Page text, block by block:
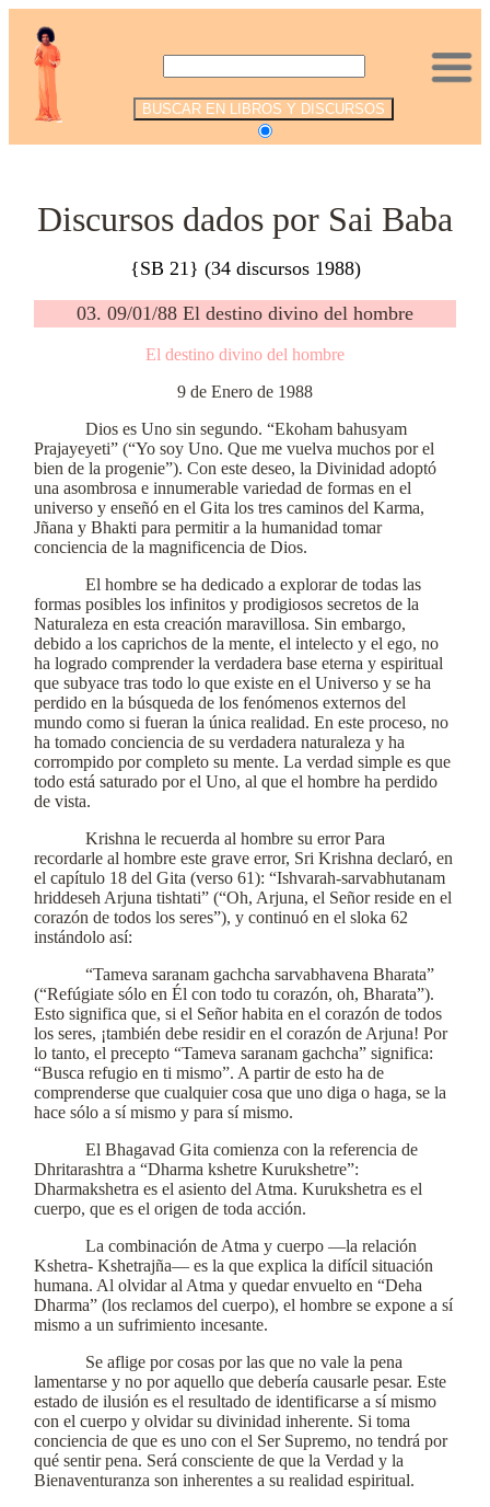
Discursos dados por Sai Baba
{SB 21} (34 discursos 1988)
03. 09/01/88 El destino divino del hombre
El destino divino del hombre
9 de Enero de 1988
Dios es Uno sin segundo. “Ekoham bahusyam
Prajayeyeti” (“Yo soy Uno. Que me vuelva muchos por el
bien de la progenie”). Con este deseo, la Divinidad adoptó
una asombrosa e innumerable variedad de formas en el
universo y enseñó en el Gita los tres caminos del Karma,
Jñana y Bhakti para permitir a la humanidad tomar
conciencia de la magnificencia de Dios.
El hombre se ha dedicado a explorar de todas las
formas posibles los infinitos y prodigiosos secretos de la
Naturaleza en esta creación maravillosa. Sin embargo,
debido a los caprichos de la mente, el intelecto y el ego, no
ha logrado comprender la verdadera base eterna y espiritual
que subyace tras todo lo que existe en el Universo y se ha
perdido en la búsqueda de los fenómenos externos del
mundo como si fueran la única realidad. En este proceso, no
ha tomado conciencia de su verdadera naturaleza y ha
corrompido por completo su mente. La verdad simple es que
todo está saturado por el Uno, al que el hombre ha perdido
de vista.
Krishna le recuerda al hombre su error Para
recordarle al hombre este grave error, Sri Krishna declaró, en
el capítulo 18 del Gita (verso 61): “Ishvarah-sarvabhutanam
hriddeseh Arjuna tishtati” (“Oh, Arjuna, el Señor reside en el
corazón de todos los seres”), y continuó en el sloka 62
instándolo así:
“Tameva saranam gachcha sarvabhavena Bharata”
(“Refúgiate sólo en Él con todo tu corazón, oh, Bharata”).
Esto significa que, si el Señor habita en el corazón de todos
los seres, ¡también debe residir en el corazón de Arjuna! Por
lo tanto, el precepto “Tameva saranam gachcha” significa:
“Busca refugio en ti mismo”. A partir de esto ha de
comprenderse que cualquier cosa que uno diga o haga, se la
hace sólo a sí mismo y para sí mismo.
El Bhagavad Gita comienza con la referencia de
Dhritarashtra a “Dharma kshetre Kurukshetre”:
Dharmakshetra es el asiento del Atma. Kurukshetra es el
cuerpo, que es el origen de toda acción.
La combinación de Atma y cuerpo —la relación
Kshetra- Kshetrajña— es la que explica la difícil situación
humana. Al olvidar al Atma y quedar envuelto en “Deha
Dharma” (los reclamos del cuerpo), el hombre se expone a sí
mismo a un sufrimiento incesante.
Se aflige por cosas por las que no vale la pena
lamentarse y no por aquello que debería causarle pesar. Este
estado de ilusión es el resultado de identificarse a sí mismo
con el cuerpo y olvidar su divinidad inherente. Si toma
conciencia de que es uno con el Ser Supremo, no tendrá por
qué sentir pena. Será consciente de que la Verdad y la
Bienaventuranza son inherentes a su realidad espiritual.